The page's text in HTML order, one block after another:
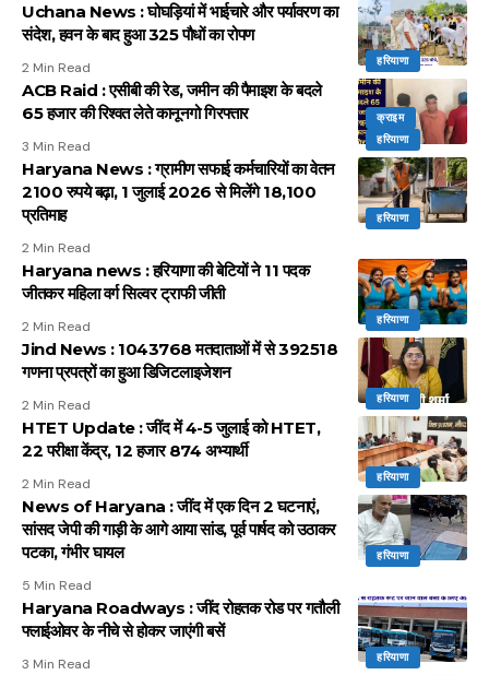
हरियाणा
Uchana News : घोघड़ियां में भाईचारे और पर्यावरण का
संदेश, हवन के बाद हुआ 325 पौधों का रोपण
2 Min Read
क्राइम
हरियाणा
ACB Raid : एसीबी की रेड, जमीन की पैमाइश के बदले
65 हजार की रिश्वत लेते कानूनगो गिरफ्तार
3 Min Read
हरियाणा
Haryana News : ग्रामीण सफाई कर्मचारियों का वेतन
2100 रुपये बढ़ा, 1 जुलाई 2026 से मिलेंगे 18,100
प्रतिमाह
2 Min Read
हरियाणा
Haryana news : हरियाणा की बेटियों ने 11 पदक
जीतकर महिला वर्ग सिल्वर ट्राफी जीती
2 Min Read
हरियाणा
Jind News : 1043768 मतदाताओं में से 392518
गणना प्रपत्रों का हुआ डिजिटलाइजेशन
2 Min Read
हरियाणा
HTET Update : जींद में 4-5 जुलाई को HTET,
22 परीक्षा केंद्र, 12 हजार 874 अभ्यार्थी
2 Min Read
हरियाणा
News of Haryana : जींद में एक दिन 2 घटनाएं,
सांसद जेपी की गाड़ी के आगे आया सांड, पूर्व पार्षद को उठाकर
पटका, गंभीर घायल
5 Min Read
हरियाणा
Haryana Roadways : जींद रोहतक रोड पर गतौली
फ्लाईओवर के नीचे से होकर जाएंगी बसें
3 Min Read